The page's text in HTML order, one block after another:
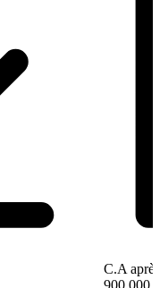
C.A
900 000 €